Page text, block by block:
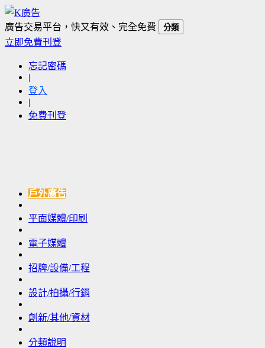
廣告交易平台，快又有效、完全免費 分類
立即免費刊登
忘記密碼
|
登入
|
免費刊登
戶外廣告
平面媒體/印刷
電子媒體
招牌/設備/工程
設計/拍攝/行銷
創新/其他/資材
分類說明